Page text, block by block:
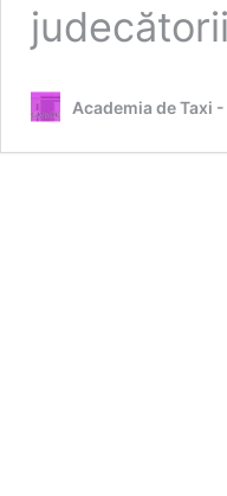
Academia de Taxi